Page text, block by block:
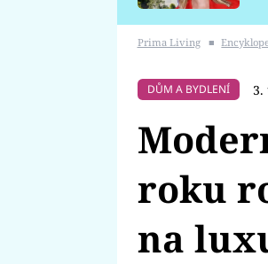
Prima Living ■
DŮM A BYDLENÍ 3.
roku
na